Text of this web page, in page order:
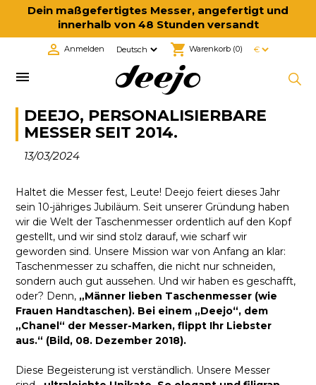
Dein maßgefertigtes Messer, angefertigt und
innerhalb von 48 Stunden versandt
shopping_cart Warenkorb (0)
 Anmelden

DEEJO, PERSONALISIERBARE
MESSER SEIT 2014.
13/03/2024
Haltet die Messer fest, Leute! Deejo feiert dieses Jahr
sein 10-jähriges Jubiläum. Seit unserer Gründung haben
wir die Welt der Taschenmesser ordentlich auf den Kopf
gestellt, und wir sind stolz darauf, wie scharf wir
geworden sind. Unsere Mission war von Anfang an klar:
Taschenmesser zu schaffen, die nicht nur schneiden,
sondern auch gut aussehen. Und wir haben es geschafft,
oder? Denn, „Männer lieben Taschenmesser (wie
Frauen Handtaschen). Bei einem „Deejo“, dem
„Chanel“ der Messer-Marken, flippt Ihr Liebster
aus.“ (Bild, 08. Dezember 2018).
Diese Begeisterung ist verständlich. Unsere Messer